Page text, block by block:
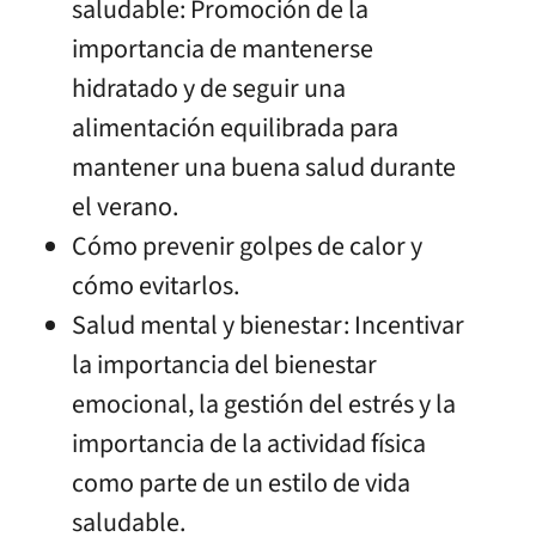
saludable: Promoción de la
importancia de mantenerse
hidratado y de seguir una
alimentación equilibrada para
mantener una buena salud durante
el verano.
Cómo prevenir golpes de calor y
cómo evitarlos.
Salud mental y bienestar: Incentivar
la importancia del bienestar
emocional, la gestión del estrés y la
importancia de la actividad física
como parte de un estilo de vida
saludable.